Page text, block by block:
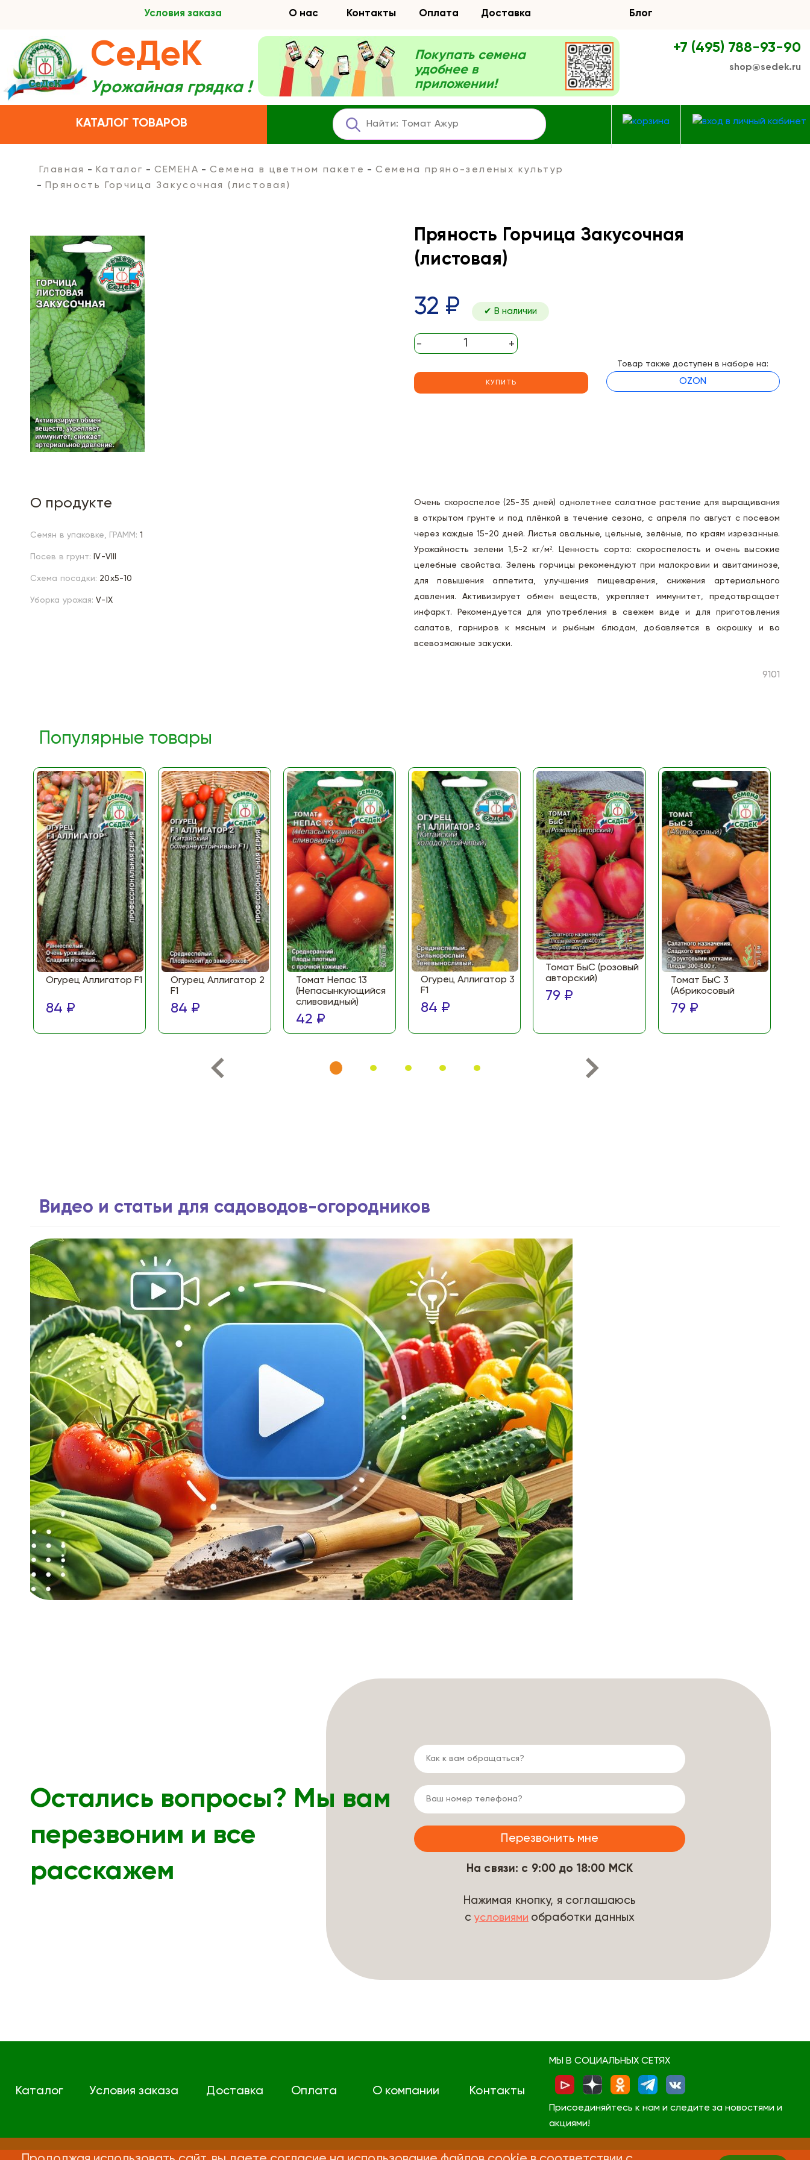
Условия заказа О нас Контакты Оплата Доставка Блог
КАТАЛОГ ТОВАРОВ
СеДеК
Урожайная грядка !
Покупать семена
удобнее в
приложении!
+7 (495) 788-93-90
shop@sedek.ru
Главная Каталог СЕМЕНА Семена в цветном пакете
Семена пряно-зеленых культур
Пряность Горчица Закусочная (листовая)
Пряность Горчица Закусочная
(листовая)
32 ₽ ✔ В наличии
- +
КУПИТЬ
Товар также доступен в наборе на:
OZON
О продукте
Семян в упаковке, ГРАММ: 1
Посев в грунт: IV-VIII
Схема посадки: 20х5-10
Уборка урожая: V-IX
Очень скороспелое (25-35 дней) однолетнее салатное растение для выращивания
в открытом грунте и под плёнкой в течение сезона, с апреля по август с посевом
через каждые 15-20 дней. Листья овальные, цельные, зелёные, по краям изрезанные.
Урожайность зелени 1,5-2 кг/м². Ценность сорта: скороспелость и очень высокие
целебные свойства. Зелень горчицы рекомендуют при малокровии и авитаминозе,
для повышения аппетита, улучшения пищеварения, снижения артериального
давления. Активизирует обмен веществ, укрепляет иммунитет, предотвращает
инфаркт. Рекомендуется для употребления в свежем виде и для приготовления
салатов, гарниров к мясным и рыбным блюдам, добавляется в окрошку и во
всевозможные закуски.
9101
Популярные товары
Огурец Аллигатор F1
84 ₽
Огурец Аллигатор 2
F1
84 ₽
Томат Непас 13
(Непасынкующийся
сливовидный)
42 ₽
Огурец Аллигатор 3
F1
84 ₽
Томат БыС (розовый
авторский)
79 ₽
Томат БыС 3
(Абрикосовый
79 ₽
Видео и статьи для садоводов-огородников
Остались вопросы? Мы вам
перезвоним и все
расскажем
На связи: с 9:00 до 18:00 МСК
Нажимая кнопку, я соглашаюсь
с условиями обработки данных
Каталог Условия заказа Доставка Оплата О компании Контакты
МЫ В СОЦИАЛЬНЫХ СЕТЯХ
Присоединяйтесь к нам и следите за новостями и
акциями!